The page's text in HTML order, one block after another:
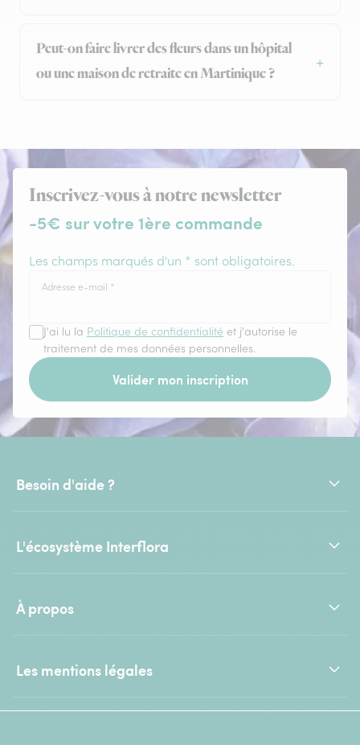
Peut-on faire livrer des fleurs dans un hôpital
ou une maison de retraite en Martinique ?
Inscrivez-vous à notre newsletter
-5€ sur votre 1ère commande
Les champs marqués d'un * sont obligatoires.
Adresse e-mail *
J'ai lu la Politique de confidentialité et j'autorise le
traitement de mes données personnelles.
Valider mon inscription
Besoin d'aide ?
L'écosystème Interflora
À propos
Les mentions légales